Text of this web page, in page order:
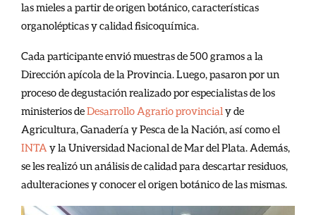
las mieles a partir de origen botánico, características
organolépticas y calidad fisicoquímica.
Cada participante envió muestras de 500 gramos a la
Dirección apícola de la Provincia. Luego, pasaron por un
proceso de degustación realizado por especialistas de los
ministerios deDesarrollo Agrario provincial y de
Agricultura, Ganadería y Pesca de la Nación, así como el
INTA y la Universidad Nacional de Mar del Plata. Además,
se les realizó un análisis de calidad para descartar residuos,
adulteraciones y conocer el origen botánico de las mismas.